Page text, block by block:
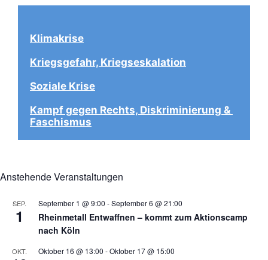
Klimakrise
Kriegsgefahr, Kriegseskalation
Soziale Krise
Kampf gegen Rechts, Diskriminierung &
Faschismus
Anstehende Veranstaltungen
SEP.
1
September 1 @ 9:00 -September 6 @ 21:00
Rheinmetall Entwaffnen – kommt zum Aktionscamp
nach Köln
OKT. Oktober 16 @ 13:00 -Oktober 17 @ 15:00